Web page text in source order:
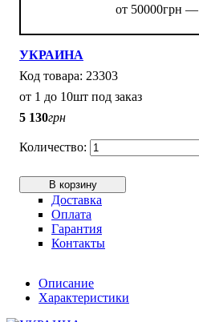
от 50000грн —
УКРАИНА
23303
от 1 до 10шт под заказ
5 130грн
В корзину
Доставка
Оплата
Гарантия
Контакты
Описание
Характеристики